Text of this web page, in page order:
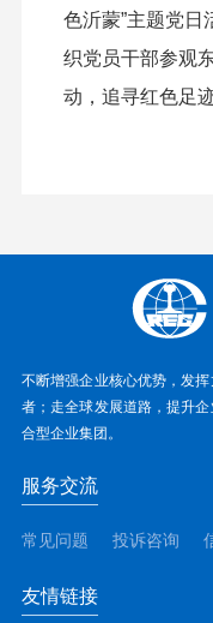
色沂蒙”主题党日
织党员干部参观
动，追寻红色足
不断增强企业核心优势，发
者；走全球发展道路，提升
合型企业集团。
服务交流
常见问题 投诉咨询
友情链接